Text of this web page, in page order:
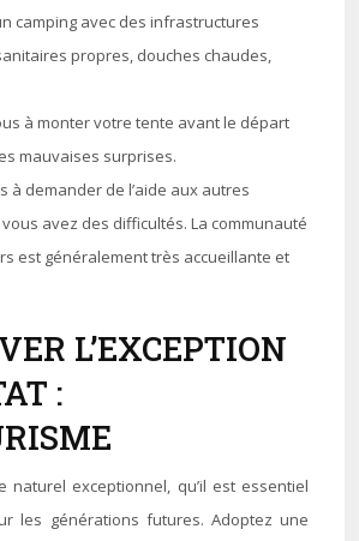
camping avec des infrastructures
propres, douches chaudes,
à monter votre tente avant le départ
mauvaises surprises.
à demander de l’aide aux autres
avez des difficultés. La communauté
est généralement très accueillante et
L’EXCEPTION
:
naturel exceptionnel, qu’il est essentiel
les générations futures. Adoptez une